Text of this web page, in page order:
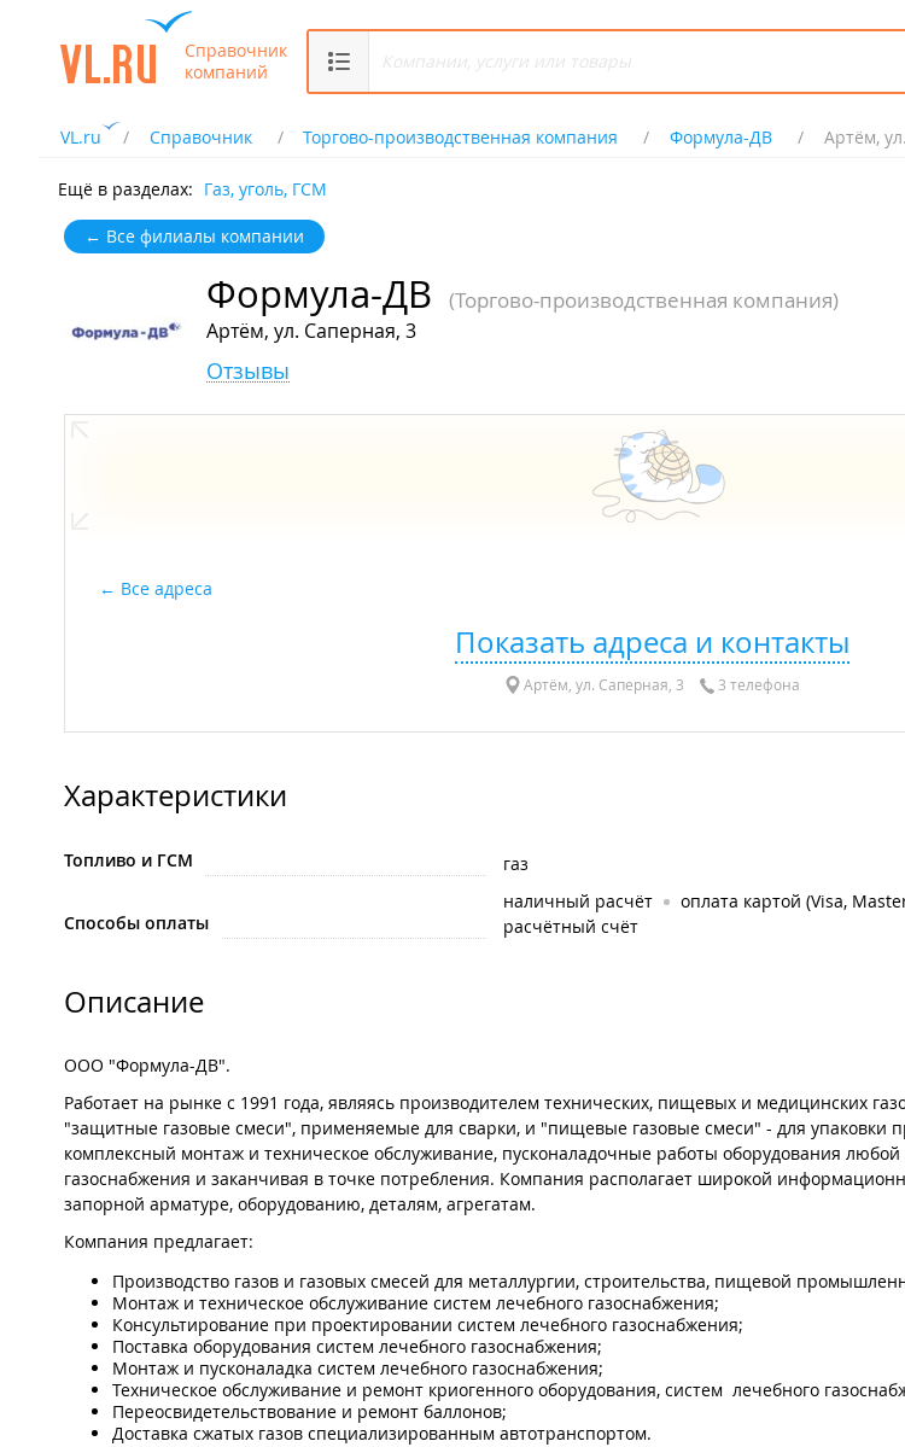
Справочник
компаний
VL.ru Справочник Торгово-производственная компания Формула-ДВ Артём,
Ещё в разделах: Газ, уголь, ГСМ
← Все филиалы компании
Формула-ДВ (Торгово-производственная компания)
Артём, ул. Саперная, 3
Отзывы
Все адреса
Показать адреса и контакты
Артём, ул. Саперная, 3 3 телефона
Характеристики
Топливо и ГСМ газ
Способы оплаты
наличный расчёт оплата картой (Visa,
расчётный счёт
Описание
ООО "Формула-ДВ".
Работает на рынке с 1991 года, являясь производителем технических, пищевых и медицинских
"защитные газовые смеси", применяемые для сварки, и "пищевые газовые смеси" - для упаковки
комплексный монтаж и техническое обслуживание, пусконаладочные работы оборудования
газоснабжения и заканчивая в точке потребления. Компания располагает широкой
запорной арматуре, оборудованию, деталям, агрегатам.
Компания предлагает:
Производство газов и газовых смесей для металлургии, строительства, пищевой
Монтаж и техническое обслуживание систем лечебного газоснабжения;
Консультирование при проектировании систем лечебного газоснабжения;
Поставка оборудования систем лечебного газоснабжения;
Монтаж и пусконаладка систем лечебного газоснабжения;
Техническое обслуживание и ремонт криогенного оборудования, систем лечебного
Переосвидетельствование и ремонт баллонов;
Доставка сжатых газов специализированным автотранспортом.